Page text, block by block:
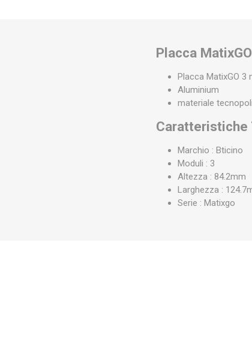
Placca
Placca MatixGO 3
Aluminium
materiale
Caratteristiche
Marchio : Bticino
Moduli : 3
Altezza : 84.2mm
Larghezza :
Serie : Matixgo